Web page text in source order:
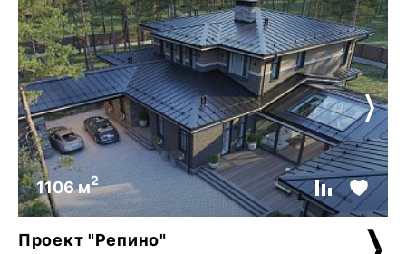
1106 м2
Проект "Репино"